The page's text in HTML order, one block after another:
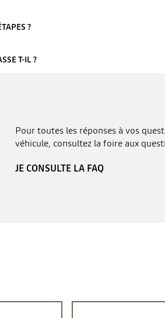
?
T-IL ?
Pour toutes les réponses à vos
véhicule, consultez la foire aux
JE CONSULTE LA FAQ